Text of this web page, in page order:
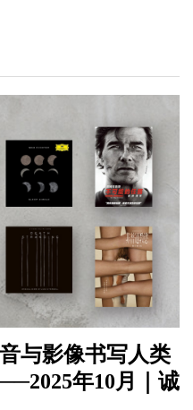
与影像书写人类
年10月｜诚